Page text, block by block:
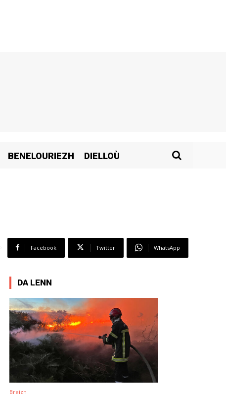
BENELOURIEZH DIELLOÙ
Facebook Twitter WhatsApp
DA LENN
Breizh